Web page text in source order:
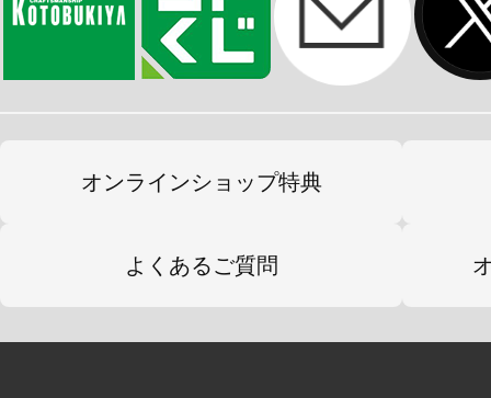
オンラインショップ特典
よくあるご質問